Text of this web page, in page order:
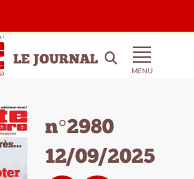
LE JOURNAL
MENU
n°2980
12/09/2025